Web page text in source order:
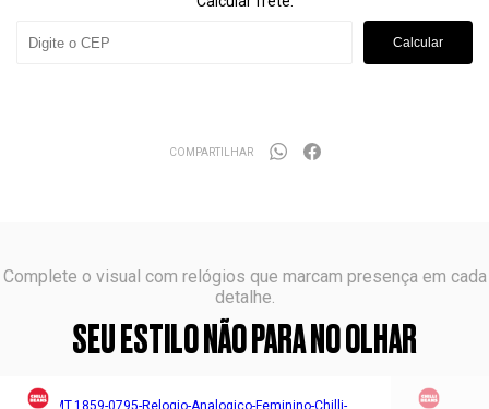
Calcular
COMPARTILHAR
Complete o visual com relógios que marcam presença em cada
detalhe.
SEU ESTILO NÃO PARA NO OLHAR